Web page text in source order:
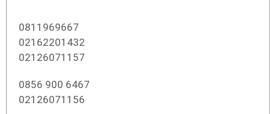
0811969667
02162201432
02126071157
0856 900 6467
02126071156